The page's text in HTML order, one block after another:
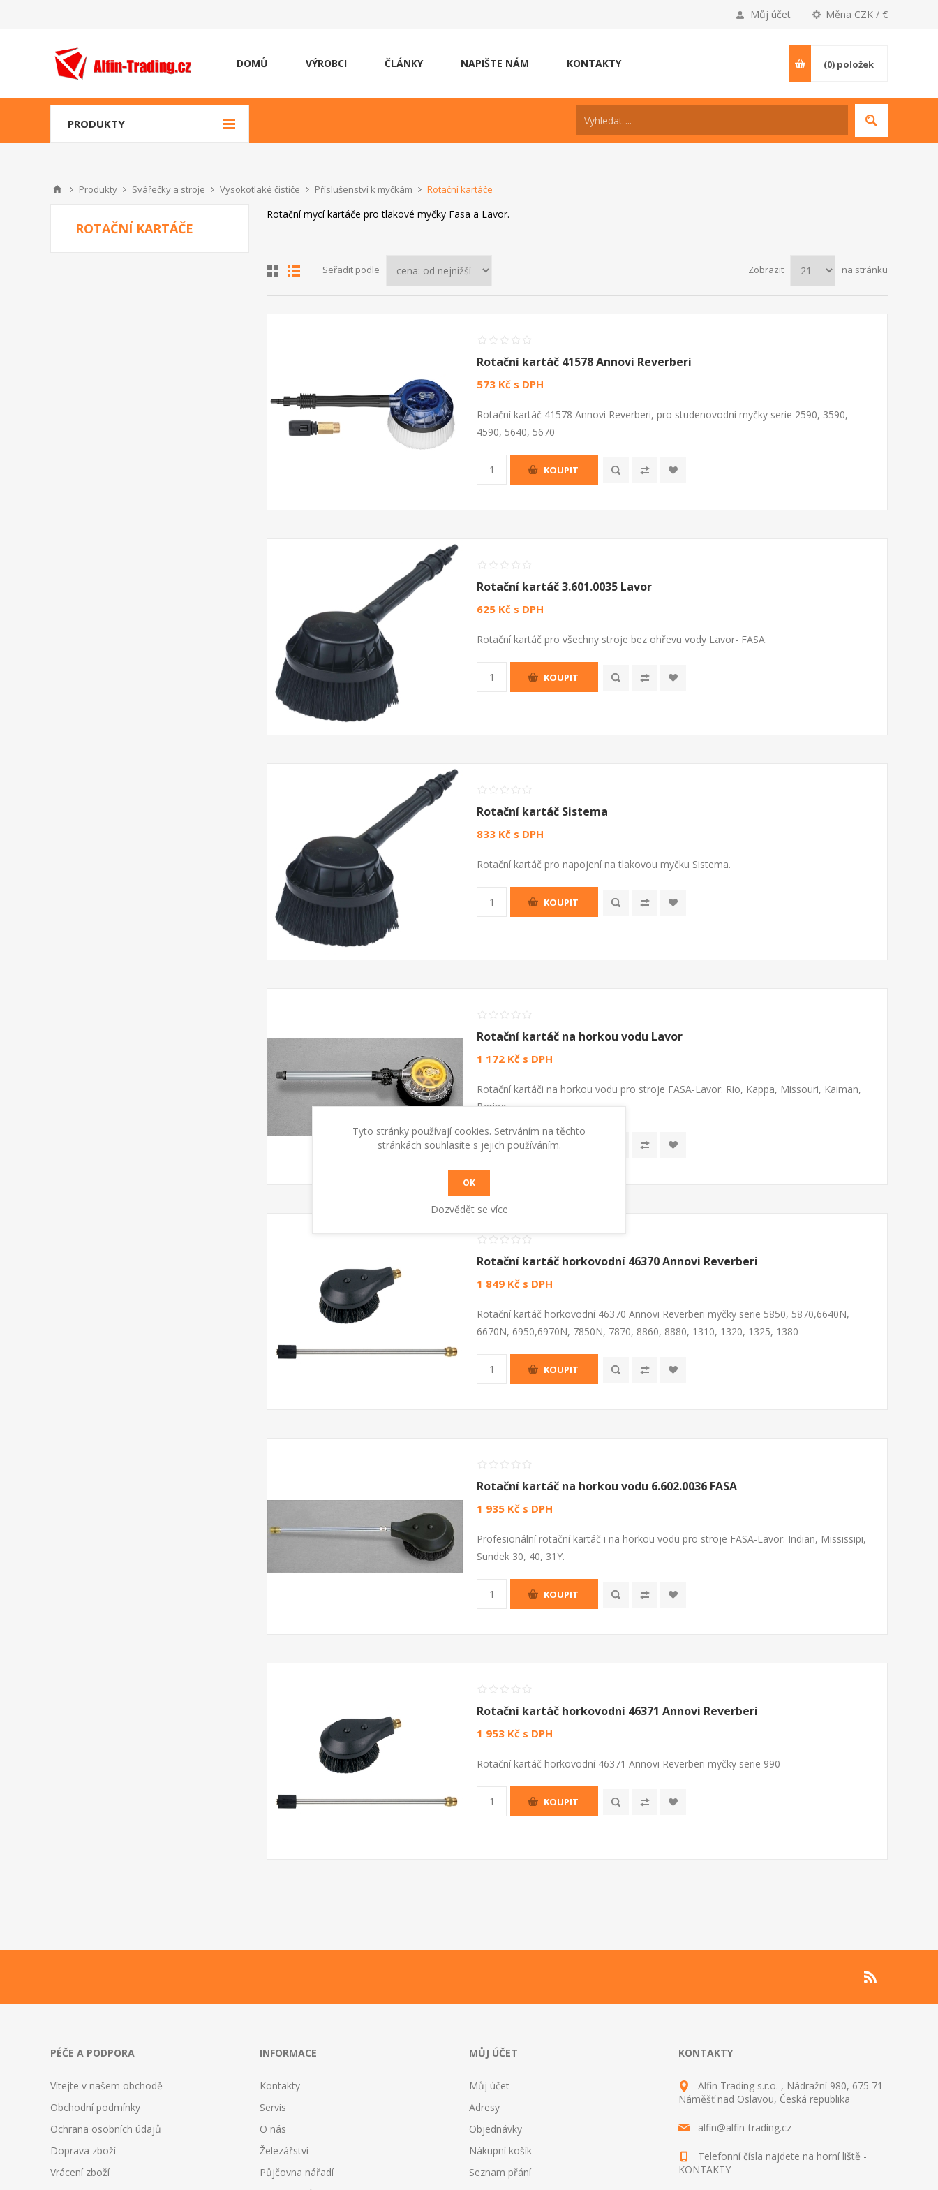
Měna CZK / €
Můj účet
DOMŮ VÝROBCI ČLÁNKY NAPIŠTE NÁM KONTAKTY (0) položek
PRODUKTY
Produkty Svářečky a stroje Vysokotlaké čističe Příslušenství k myčkám Rotační kartáče
Rotační mycí kartáče pro tlakové myčky Fasa a Lavor.
Seřadit podle Zobrazit na stránku
Rotační kartáč 41578 Annovi Reverberi
573 Kč s DPH
Rotační kartáč 41578 Annovi Reverberi, pro studenovodní myčky serie 2590, 3590,
4590, 5640, 5670
KOUPIT
Rotační kartáč 3.601.0035 Lavor
625 Kč s DPH
Rotační kartáč pro všechny stroje bez ohřevu vody Lavor- FASA.
KOUPIT
Rotační kartáč Sistema
833 Kč s DPH
Rotační kartáč pro napojení na tlakovou myčku Sistema.
KOUPIT
Rotační kartáč na horkou vodu Lavor
1 172 Kč s DPH
Rotační kartáči na horkou vodu pro stroje FASA-Lavor: Rio, Kappa, Missouri, Kaiman,
Bering .
KOUPIT
Rotační kartáč horkovodní 46370 Annovi Reverberi
1 849 Kč s DPH
Rotační kartáč horkovodní 46370 Annovi Reverberi myčky serie 5850, 5870,6640N,
6670N, 6950,6970N, 7850N, 7870, 8860, 8880, 1310, 1320, 1325, 1380
KOUPIT
Rotační kartáč na horkou vodu 6.602.0036 FASA
1 935 Kč s DPH
Profesionální rotační kartáč i na horkou vodu pro stroje FASA-Lavor: Indian, Mississipi,
Sundek 30, 40, 31Y.
KOUPIT
Rotační kartáč horkovodní 46371 Annovi Reverberi
1 953 Kč s DPH
Rotační kartáč horkovodní 46371 Annovi Reverberi myčky serie 990
KOUPIT
ROTAČNÍ KARTÁČE
PÉČE A PODPORA
Vítejte v našem obchodě
Obchodní podmínky
Ochrana osobních údajů
Doprava zboží
Vrácení zboží
INFORMACE
Kontakty
Servis
O nás
Železářství
Půjčovna nářadí
MŮJ ÚČET
Můj účet
Adresy
Objednávky
Nákupní košík
Seznam přání
KONTAKTY
Alfin Trading s.r.o. , Nádražní 980, 675 71
Náměšť nad Oslavou, Česká republika
alfin@alfin-trading.cz
Telefonní čísla najdete na horní liště -
KONTAKTY
Tyto stránky používají cookies. Setrváním na těchto
stránkách souhlasíte s jejich používáním.
OK
Dozvědět se více